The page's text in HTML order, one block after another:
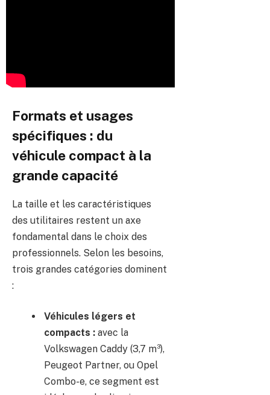
Formats et usages
spécifiques : du
véhicule compact à la
grande capacité
La taille et les caractéristiques
des utilitaires restent un axe
fondamental dans le choix des
professionnels. Selon les besoins,
trois grandes catégories dominent
:
Véhicules légers et
compacts : avec la
Volkswagen Caddy (3,7 m³),
Peugeot Partner, ou Opel
Combo-e, ce segment est